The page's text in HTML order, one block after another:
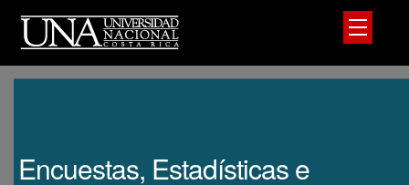
Encuestas, Estadísticas e